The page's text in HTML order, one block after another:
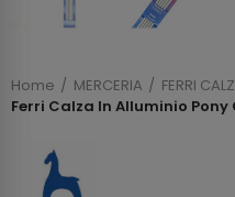
Home MERCERIA FERRI
Ferri Calza In Alluminio Pony